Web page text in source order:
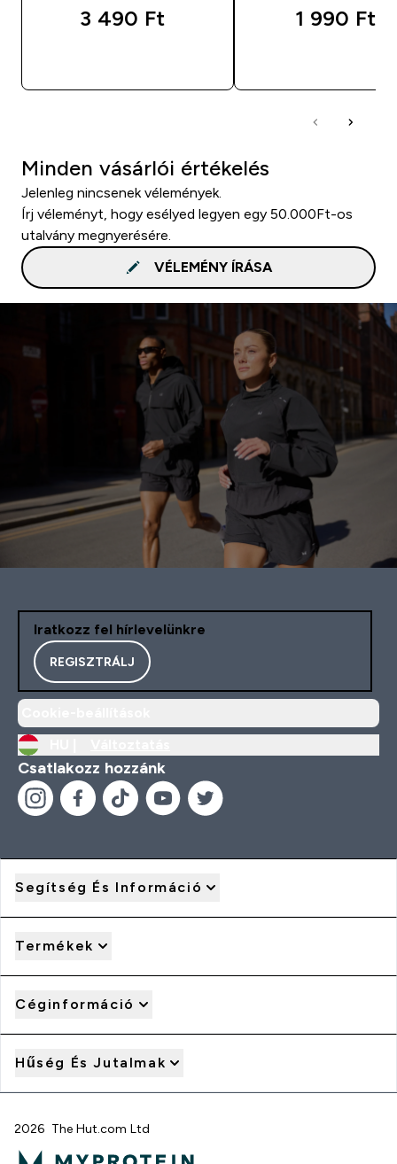
3 490 Ft‎ 1 990 Ft‎
Minden vásárlói értékelés
Jelenleg nincsenek vélemények.
Írj véleményt, hogy esélyed legyen egy 50.000Ft-os
utalvány megnyerésére.
VÉLEMÉNY ÍRÁSA
Iratkozz fel hírlevelünkre
REGISZTRÁLJ
Csatlakozz hozzánk
Segítség És Információ
Termékek
Céginformáció
Hűség És Jutalmak
2026 The Hut.com Ltd